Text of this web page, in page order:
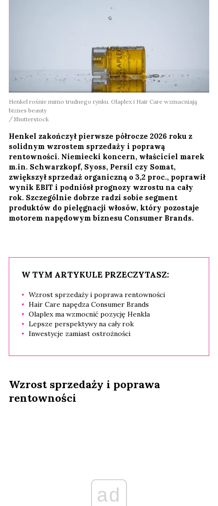
Henkel rośnie mimo trudnego rynku. Olaplex i Hair Care wzmacniają
biznes beauty
Shutterstock
Henkel zakończył pierwsze półrocze 2026 roku z
solidnym wzrostem sprzedaży i poprawą
rentowności. Niemiecki koncern, właściciel marek
m.in. Schwarzkopf, Syoss, Persil czy Somat,
zwiększył sprzedaż organiczną o 3,2 proc., poprawił
wynik EBIT i podniósł prognozy wzrostu na cały
rok. Szczególnie dobrze radzi sobie segment
produktów do pielęgnacji włosów, który pozostaje
motorem napędowym biznesu Consumer Brands.
W TYM ARTYKULE PRZECZYTASZ:
Wzrost sprzedaży i poprawa rentowności
Hair Care napędza Consumer Brands
Olaplex ma wzmocnić pozycję Henkla
Lepsze perspektywy na cały rok
Inwestycje zamiast ostrożności
Wzrost sprzedaży i poprawa
rentowności
ad